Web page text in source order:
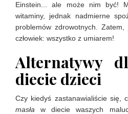
Einstein... ale może nim być!
witaminy, jednak nadmierne
problemów zdrowotnych.
człowiek: wszystko z umiarem!
Alternatywy
diecie dzieci
Czy kiedyś zastanawialiście się,
masła w diecie waszych